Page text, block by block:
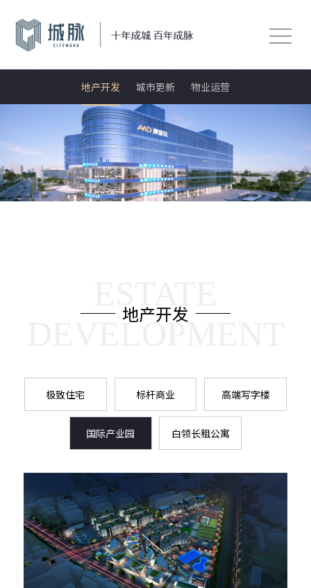
地产开发 城市更新 物业运营
DEVELOPMENT
地产开发
极致住宅 标杆商业 高端写字楼
国际产业园 白领长租公寓